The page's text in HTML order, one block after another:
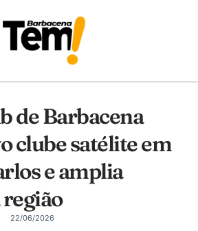
de Barbacena
clube satélite em
e amplia
região
22/06/2026